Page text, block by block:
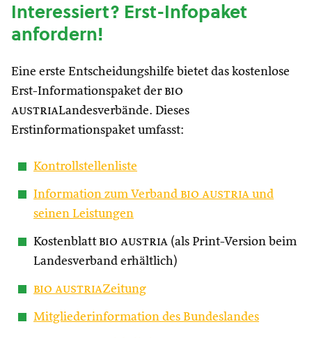
Interessiert? Erst-Infopaket
anfordern!
Eine erste Entscheidungshilfe bietet das kostenlose
Erst-Informationspaket der bio
austriaLandesverbände. Dieses
Erstinformationspaket umfasst:
Kontrollstellenliste
Information zum Verband bio austria und
seinen Leistungen
Kostenblatt bio austria (als Print-Version beim
Landesverband erhältlich)
bio austriaZeitung
Mitgliederinformation des Bundeslandes